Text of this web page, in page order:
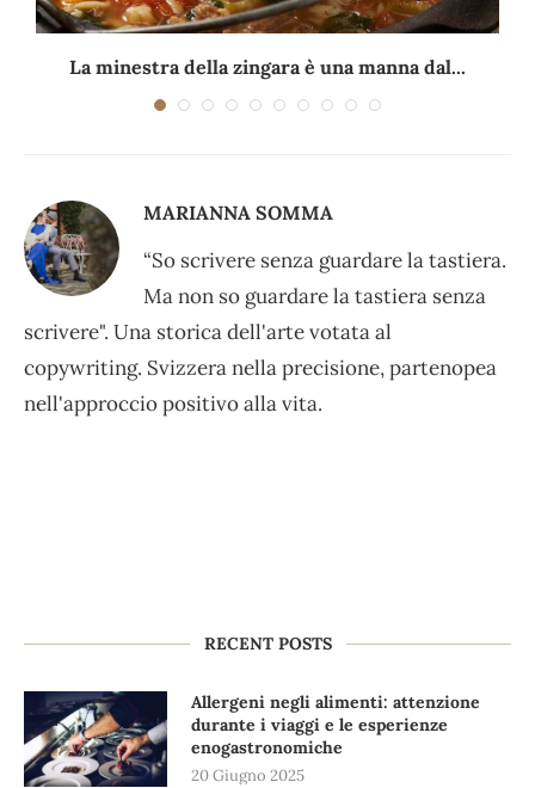
La minestra della zingara è una manna dal...
MARIANNA SOMMA
“So scrivere senza guardare la tastiera.
Ma non so guardare la tastiera senza
scrivere". Una storica dell'arte votata al
copywriting. Svizzera nella precisione, partenopea
nell'approccio positivo alla vita.
RECENT POSTS
Allergeni negli alimenti: attenzione
durante i viaggi e le esperienze
enogastronomiche
20 Giugno 2025